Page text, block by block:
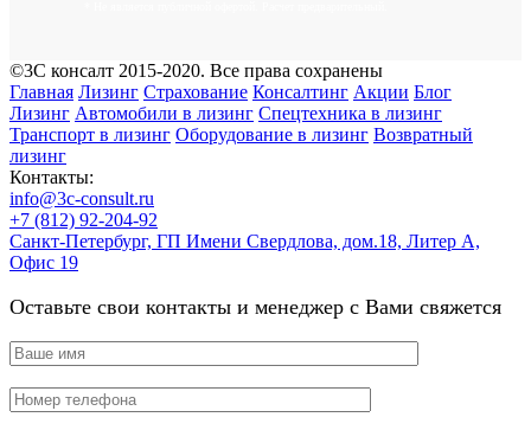
©3С консалт 2015-2020. Все права сохранены
Главная Лизинг Страхование Консалтинг Акции Блог
Лизинг Автомобили в лизинг Спецтехника в лизинг
Транспорт в лизинг Оборудование в лизинг Возвратный
лизинг
Контакты:
info@3c-consult.ru
+7 (812) 92-204-92
Санкт-Петербург, ГП Имени Свердлова, дом.18, Литер А,
Офис 19
Оставьте свои контакты и менеджер с Вами свяжется